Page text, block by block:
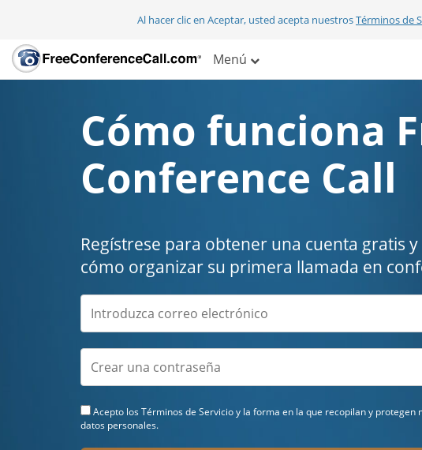
Al hacer clic en Aceptar, usted acepta nuestrosTérminos de
Menú
Cómo funciona
Conference Call
Regístrese para obtener una cuenta gratis
cómo organizar su primera llamada en
Acepto los Términos de Servicioy la forma en la que recopilan y protegen
datos personales.